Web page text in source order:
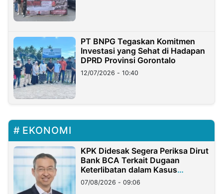
PT BNPG Tegaskan Komitmen
Investasi yang Sehat di Hadapan
DPRD Provinsi Gorontalo
12/07/2026 - 10:40
EKONOMI
KPK Didesak Segera Periksa Dirut
Bank BCA Terkait Dugaan
Keterlibatan dalam Kasus
Hilangnya Dana Nasabah Rp2,58
Miliar
07/08/2026 - 09:06